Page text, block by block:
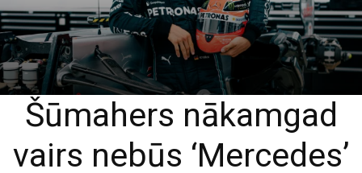
Šūmahers nākamgad
vairs nebūs ‘Mercedes’